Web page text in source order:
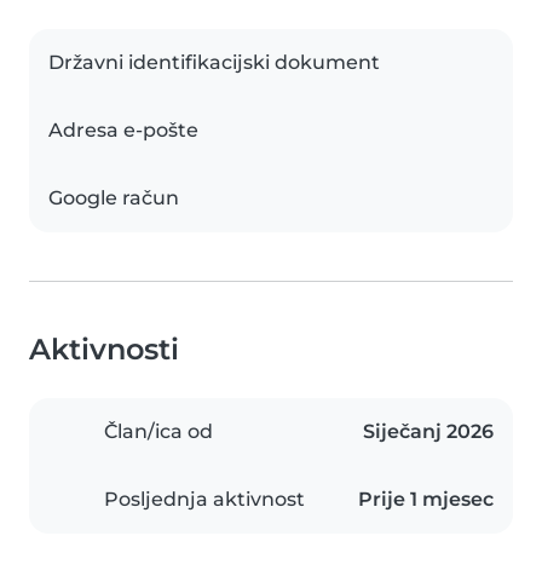
Državni identifikacijski dokument
Adresa e-pošte
Google račun
Aktivnosti
Član/ica od Siječanj 2026
Posljednja aktivnost Prije 1 mjesec